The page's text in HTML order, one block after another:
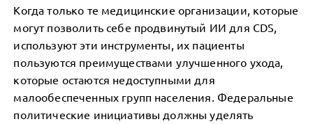
Когда только те медицинские организации, которые
могут позволить себе продвинутый ИИ для CDS,
используют эти инструменты, их пациенты
пользуются преимуществами улучшенного ухода,
которые остаются недоступными для
малообеспеченных групп населения. Федеральные
политические инициативы должны уделять